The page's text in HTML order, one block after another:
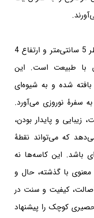
کاسه حصیری کوچک هدیکا، با قطر 5 سانتی‌متر و ارتفاع 4
با طبیعت است. این
شده و به شیوه‌ای
به سفرهٔ نوروزی می‌آورد.
زیبایی و پایدار بودن،
که می‌تواند نقطهٔ
باشد. این کاسه‌ها نه
معنوی با گذشته، حال و
اصالت، کیفیت و سنت در
کوچک را پیشنهاد